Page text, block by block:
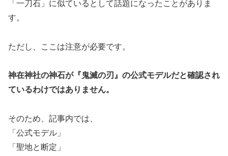
「一刀石」に似ているとして話題になったことがありま
す。
ただし、ここは注意が必要です。
神在神社の神石が『鬼滅の刃』の公式モデルだと確認され
ているわけではありません。
そのため、記事内では、
「公式モデル」
「聖地と断定」